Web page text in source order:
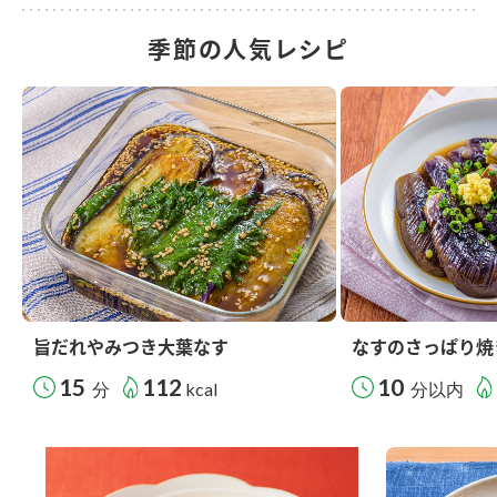
季節の人気レシピ
旨だれやみつき大葉なす
15 分 112 kcal
なすのさっぱり
10 分以内